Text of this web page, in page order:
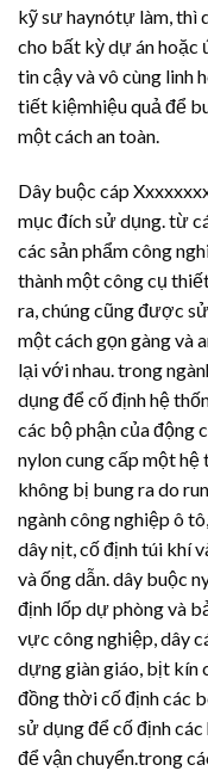
kỹ sư haynótự làm, thì
cho bất kỳ dự án hoặc
tin cậy và vô cùng linh
tiết kiệmhiệu quả để
một cách an toàn.
Dây buộc cáp
mục đích sử dụng. từ
các sản phẩm công
thành một công cụ
ra, chúng cũng được
một cách gọn gàng và
lại với nhau. trong
dụng để cố định hệ
các bộ phận của động
nylon cung cấp một hệ
không bị bung ra do
ngành công nghiệp ô
dây nịt, cố định túi khí
và ống dẫn. dây buộc
định lốp dự phòng và
vực công nghiệp, dây
dựng giàn giáo, bịt kín
đồng thời cố định các
sử dụng để cố định
để vận chuyển.trong